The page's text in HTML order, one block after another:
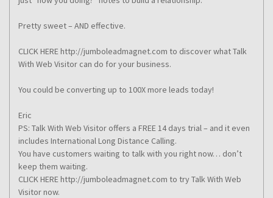
Pretty sweet – AND effective.
CLICK HERE http://jumboleadmagnet.com to discover what Talk
With Web Visitor can do for your business.
You could be converting up to 100X more leads today!
Eric
PS: Talk With Web Visitor offers a FREE 14 days trial – and it even
includes International Long Distance Calling.
You have customers waiting to talk with you right now… don’t
keep them waiting.
CLICK HERE http://jumboleadmagnet.com to try Talk With Web
Visitor now.